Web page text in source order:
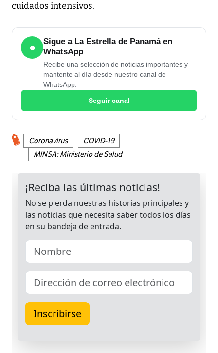
cuidados intensivos.
●
Sigue a La Estrella de Panamá en
WhatsApp
Recibe una selección de noticias importantes y
mantente al día desde nuestro canal de
WhatsApp.
Seguir canal
Coronavirus
COVID-19
MINSA: Ministerio de Salud